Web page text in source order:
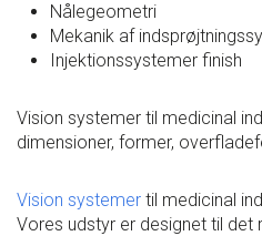
Nålegeometri
Mekanik af
Injektionssystemer finish
Vision systemer til medicinal
dimensioner, former,
Vision systemer til medicinal
Vores udstyr er designet til